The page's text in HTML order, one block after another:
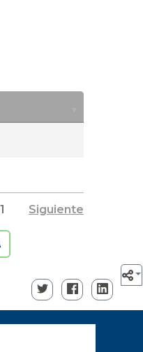
1 Siguiente